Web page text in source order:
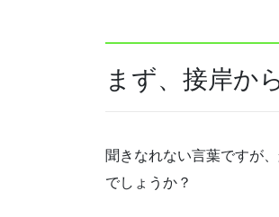
まず、接岸か
聞きなれない言葉ですが
でしょうか？